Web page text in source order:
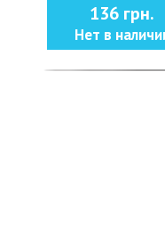
136 грн.
Нет в